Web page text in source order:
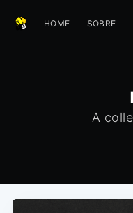
HOME SOBRE
A